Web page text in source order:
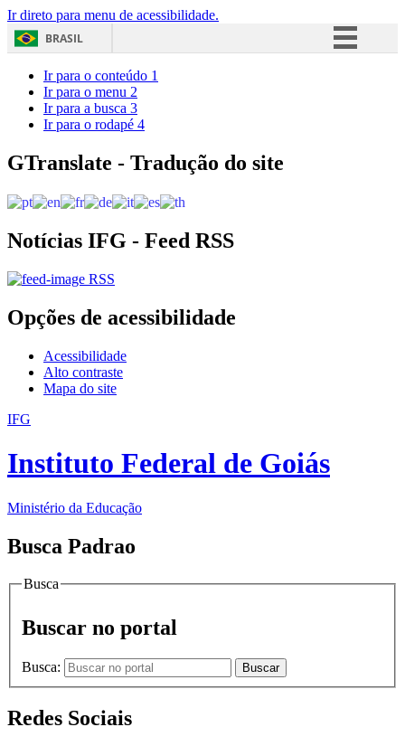
Ir direto para menu de acessibilidade.
BRASIL
Acesso à informação
Ir para o conteúdo 1
Ir para o menu 2
Ir para a busca 3
Ir para o rodapé 4
GTranslate - Tradução do site
Notícias IFG - Feed RSS
RSS
Opções de acessibilidade
Acessibilidade
Alto contraste
Mapa do site
IFG
Instituto Federal de Goiás
Ministério da Educação
Busca Padrao
Busca
Buscar no portal
Busca: Buscar
Redes Sociais